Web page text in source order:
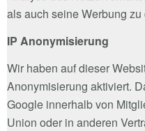
als auch seine Werbung zu
IP Anonymisierung
Wir haben auf dieser
Anonymisierung aktiviert.
Google innerhalb von
Union oder in anderen